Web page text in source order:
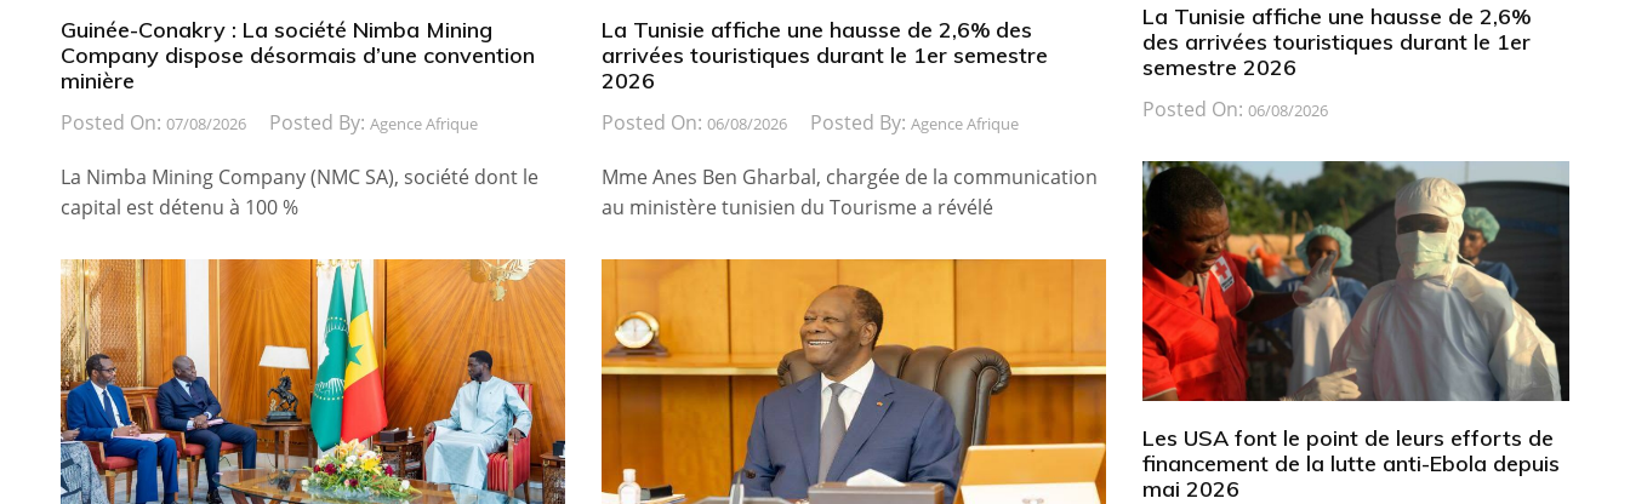
Guinée-Conakry : La société Nimba Mining
Company dispose désormais d’une convention
minière
Posted On: 07/08/2026 Posted By: Agence Afrique
La Nimba Mining Company (NMC SA), société dont le
capital est détenu à 100 %
La Tunisie affiche une hausse de 2,6% des
arrivées touristiques durant le 1er semestre
2026
Posted On: 06/08/2026 Posted By: Agence Afrique
Mme Anes Ben Gharbal, chargée de la communication
au ministère tunisien du Tourisme a révélé
La Tunisie affiche une hausse de 2,6%
des arrivées touristiques durant le 1er
semestre 2026
Posted On: 06/08/2026
Les USA font le point de leurs efforts de
financement de la lutte anti-Ebola depuis
mai 2026